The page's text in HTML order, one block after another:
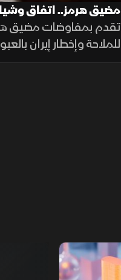
مضيق هرمز.. اتفاق
الملاحة
تقدم بمفاوضات مضيق
للملاحة وإخطار إيران
لـ60 يوماً لعودة